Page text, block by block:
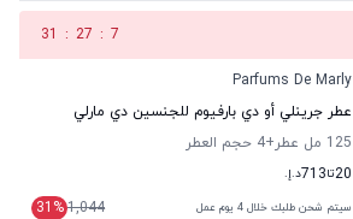
6
:
27
:
31
Parfums De Marly
عطر جرينلي أو دي بارفيوم للجنسين دي مارلي
125 مل عطر
+4
حجم العطر
20تا713د.إ.
سيتم شحن طلبك خلال 4 يوم عمل 1,044
31 %